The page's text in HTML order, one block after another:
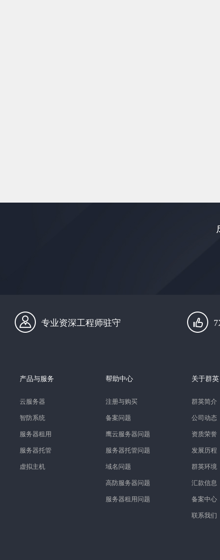
专业资深工程师驻守
产品与服务
云服务器
智防系统
服务器租用
服务器托管
虚拟主机
帮助中心
注册与购买
备案问题
鹰云服务器问题
服务器托管问题
域名问题
高防服务器问题
服务器租用问题
关于群英
群英简介
公司动态
资质荣誉
发展历程
群英环境
汇款信息
备案中心
联系我们